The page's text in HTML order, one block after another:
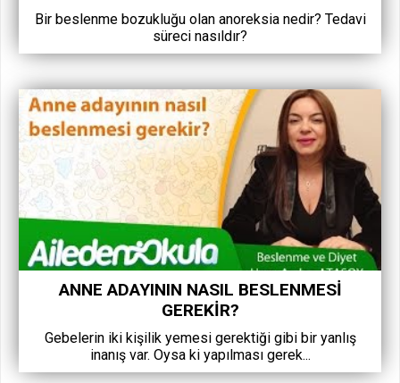
Bir beslenme bozukluğu olan anoreksia nedir? Tedavi
süreci nasıldır?
ANNE ADAYININ NASIL BESLENMESI
GEREKIR?
Gebelerin iki kişilik yemesi gerektiği gibi bir yanlış
inanış var. Oysa ki yapılması gerek...